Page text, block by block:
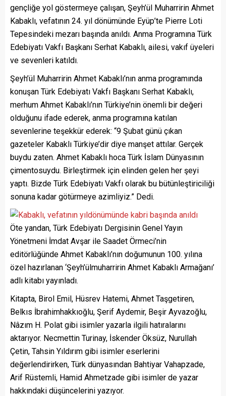
gençliğe yol göstermeye çalışan, Şeyh’ül Muharririn Ahmet
Kabaklı, vefatının 24. yıl dönümünde Eyüp’te Pierre Loti
Tepesindeki mezarı başında anıldı. Anma Programına Türk
Edebiyatı Vakfı Başkanı Serhat Kabaklı, ailesi, vakıf üyeleri
ve sevenleri katıldı.
Şeyh’ül Muharririn Ahmet Kabaklı’nın anma programında
konuşan Türk Edebiyatı Vakfı Başkanı Serhat Kabaklı,
merhum Ahmet Kabaklı’nın Türkiye’nin önemli bir değeri
olduğunu ifade ederek, anma programına katılan
sevenlerine teşekkür ederek: “9 Şubat günü çıkan
gazeteler Kabaklı Türkiye’dir diye manşet attılar. Gerçek
buydu zaten. Ahmet Kabaklı hoca Türk İslam Dünyasının
çimentosuydu. Birleştirmek için elinden gelen her şeyi
yaptı. Bizde Türk Edebiyatı Vakfı olarak bu bütünleştiriciliği
sonuna kadar götürmeye azimliyiz.” Dedi.
Öte yandan, Türk Edebiyatı Dergisinin Genel Yayın
Yönetmeni İmdat Avşar ile Saadet Örmeci’nin
editörlüğünde Ahmet Kabaklı’nın doğumunun 100. yılına
özel hazırlanan ‘Şeyh’ülmuharririn Ahmet Kabaklı Armağanı’
adlı kitabı yayınladı.
Kitapta, Birol Emil, Hüsrev Hatemi, Ahmet Taşgetiren,
Belkıs İbrahimhakkıoğlu, Şerif Aydemir, Beşir Ayvazoğlu,
Nâzım H. Polat gibi isimler yazarla ilgili hatıralarını
aktarıyor. Necmettin Turinay, İskender Öksüz, Nurullah
Çetin, Tahsin Yıldırım gibi isimler eserlerini
değerlendirirken, Türk dünyasından Bahtiyar Vahapzade,
Arif Rüstemli, Hamid Ahmetzade gibi isimler de yazar
hakkındaki düşüncelerini yazıyor.